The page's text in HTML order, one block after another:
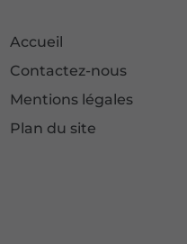
Accueil
Contactez-nous
Mentions légales
Plan du site